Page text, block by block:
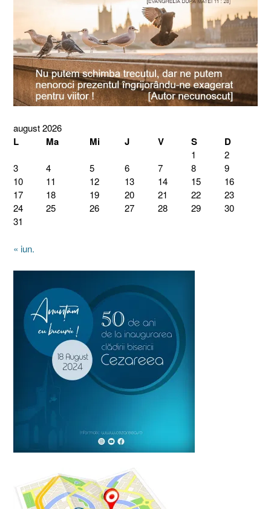
august 2026
L Ma Mi J V S D
1
2
3
4 5 6 7 8
9
10
11 12 13 14 15
16
17
18 19 20 21 22
23
24
25 26 27 28 29
30
31
« iun.